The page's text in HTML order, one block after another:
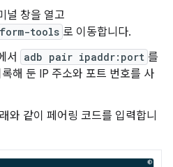
널 창을 열고
tools 로 이동합니다.
서
adb pair ipaddr:port 를
해 둔 IP 주소와 포트 번호를 사
와 같이 페어링 코드를 입력합니